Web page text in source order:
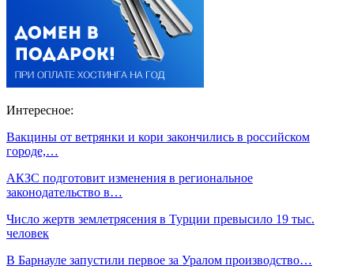
Интересное:
Вакцины от ветрянки и кори закончились в российском
городе,…
АКЗС подготовит изменения в региональное
законодательство в…
Число жертв землетрясения в Турции превысило 19 тыс.
человек
В Барнауле запустили первое за Уралом производство…